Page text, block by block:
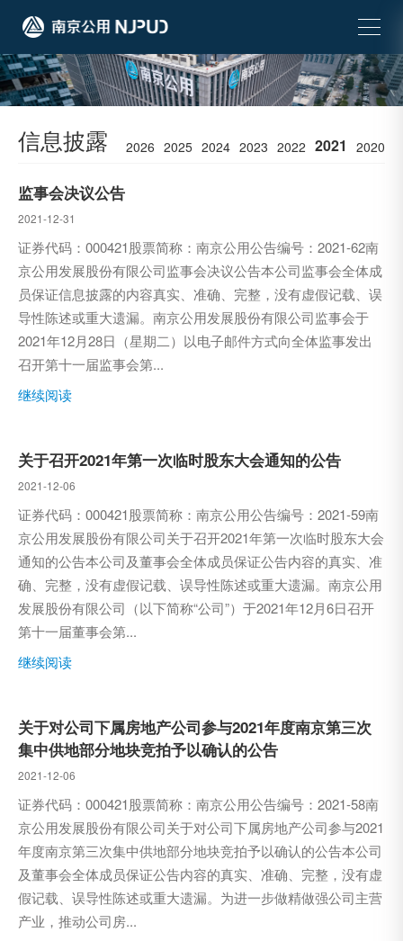
信息披露 2026 2025 2024 2023 2022 2021 2020
监事会决议公告
2021-12-31
证券代码：000421股票简称：南京公用公告编号：2021-62南
京公用发展股份有限公司监事会决议公告本公司监事会全体成
员保证信息披露的内容真实、准确、完整，没有虚假记载、误
导性陈述或重大遗漏。南京公用发展股份有限公司监事会于
2021年12月28日（星期二）以电子邮件方式向全体监事发出
召开第十一届监事会第...
继续阅读
关于召开2021年第一次临时股东大会通知的公告
2021-12-06
证券代码：000421股票简称：南京公用公告编号：2021-59南
京公用发展股份有限公司关于召开2021年第一次临时股东大会
通知的公告本公司及董事会全体成员保证公告内容的真实、准
确、完整，没有虚假记载、误导性陈述或重大遗漏。南京公用
发展股份有限公司（以下简称“公司”）于2021年12月6日召开
第十一届董事会第...
继续阅读
关于对公司下属房地产公司参与2021年度南京第三次
集中供地部分地块竞拍予以确认的公告
2021-12-06
证券代码：000421股票简称：南京公用公告编号：2021-58南
京公用发展股份有限公司关于对公司下属房地产公司参与2021
年度南京第三次集中供地部分地块竞拍予以确认的公告本公司
及董事会全体成员保证公告内容的真实、准确、完整，没有虚
假记载、误导性陈述或重大遗漏。为进一步做精做强公司主营
产业，推动公司房...